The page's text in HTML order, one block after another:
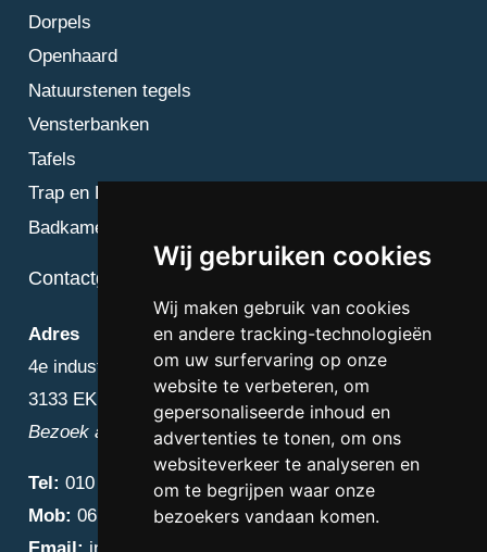
Wij gebruiken cookies
Wij maken gebruik van cookies
en andere tracking-technologieën
om uw surfervaring op onze
website te verbeteren, om
gepersonaliseerde inhoud en
advertenties te tonen, om ons
websiteverkeer te analyseren en
om te begrijpen waar onze
bezoekers vandaan komen.
Dorpels
Openhaard
Natuurstenen tegels
Vensterbanken
Tafels
Trap en Bordes
Badkamer
Contactgegevens
Adres
4e industriestraat 25
3133 EK Vlaardingen
Bezoek alleen op afspraak
Tel: 010 – 223 3759
Mob: 06 – 4838 1000
Email: info@diamantnatuursteen.nl